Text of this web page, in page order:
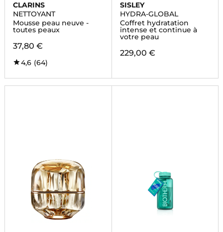
CLARINS
NETTOYANT
Mousse peau neuve -
toutes peaux
37,80 €
4,6 (64)
SISLEY
HYDRA-GLOBAL
Coffret hydratation
intense et continue à
votre peau
229,00 €